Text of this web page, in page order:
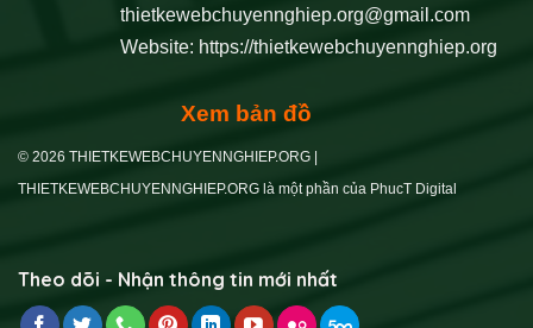
thietkewebchuyennghiep.org@gmail.com
Website: https://thietkewebchuyennghiep.org
Xem bản đồ
© 2026 THIETKEWEBCHUYENNGHIEP.ORG |
THIETKEWEBCHUYENNGHIEP.ORG là một phần của PhucT Digital
Theo dõi - Nhận thông tin mới nhất